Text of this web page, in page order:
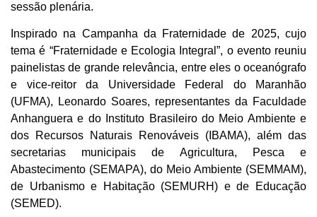
sessão plenária.
Inspirado na Campanha da Fraternidade de 2025, cujo
tema é “Fraternidade e Ecologia Integral”, o evento reuniu
painelistas de grande relevância, entre eles o oceanógrafo
e vice-reitor da Universidade Federal do Maranhão
(UFMA), Leonardo Soares, representantes da Faculdade
Anhanguera e do Instituto Brasileiro do Meio Ambiente e
dos Recursos Naturais Renováveis (IBAMA), além das
secretarias municipais de Agricultura, Pesca e
Abastecimento (SEMAPA), do Meio Ambiente (SEMMAM),
de Urbanismo e Habitação (SEMURH) e de Educação
(SEMED).